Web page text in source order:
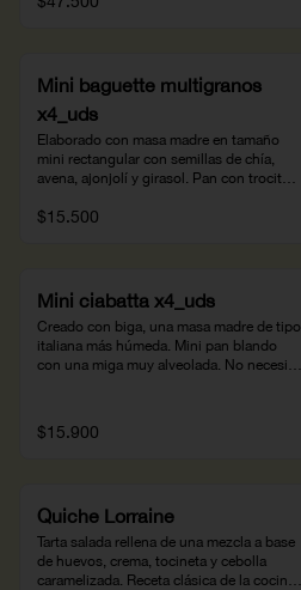
Mini baguette multigranos
x4_uds
Elaborado con masa madre en tamaño
mini rectangular con semillas de chía,
avena, ajonjolí y girasol. Pan con trocitos
contenido en fibra. Hornéala 10 minutos
$15.500
Mini ciabatta x4_uds
Creado con biga, una masa madre de tipo
italiana más húmeda. Mini pan blando
con una miga muy alveolada. No necesita
pomodoro. Peso neto: 560 g
$15.900
Quiche Lorraine
Tarta salada rellena de una mezcla a base
de huevos, crema, tocineta y cebolla
caramelizada. Receta clásica de la cocina